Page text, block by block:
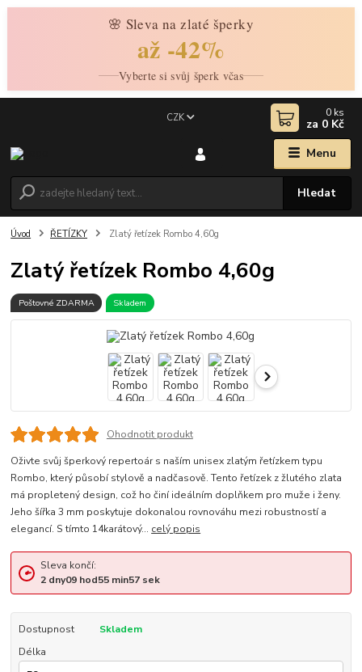
🌸 Sleva na zlaté šperky
až -42%
Vyberte si svůj šperk včas
Menu
CZK
Hledat
0 ks
za 0 Kč
Úvod ŘETÍZKY Zlatý řetízek Rombo 4,60g
Zlatý řetízek Rombo 4,60g
Poštovné ZDARMA Skladem
Ohodnotit produkt
Oživte svůj šperkový repertoár s naším unisex zlatým řetízkem typu
Rombo, který působí stylově a nadčasově. Tento řetízek z žlutého zlata
má propletený design, což ho činí ideálním doplňkem pro muže i ženy.
Jeho šířka 3 mm poskytuje dokonalou rovnováhu mezi robustností a
elegancí. S tímto 14karátový... celý popis
Sleva končí:
2 dny09hod55min57sek
Dostupnost
Skladem
Délka